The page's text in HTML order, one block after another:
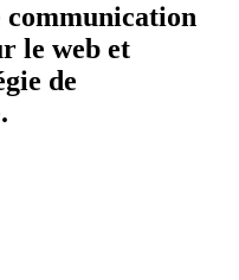
communication
le web et
de